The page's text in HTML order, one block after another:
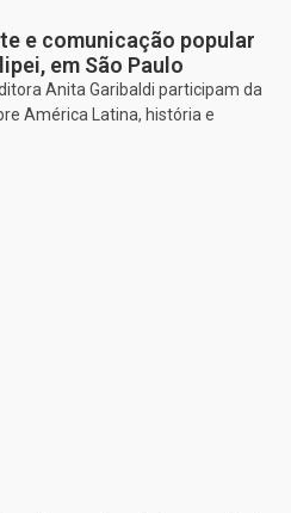
e comunicação popular
em São Paulo
Anita Garibaldi participam da
América Latina, história e